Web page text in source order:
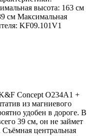
высота: 163 см
см Максимальная
KF09.101V1
Concept O234A1 +
из магниевого
удобен в дороге. В
39 см, он не займет
центральная